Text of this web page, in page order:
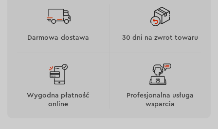
Darmowa dostawa 30 dni na zwrot towaru
Wygodna płatność
online
Profesjonalna usługa
wsparcia